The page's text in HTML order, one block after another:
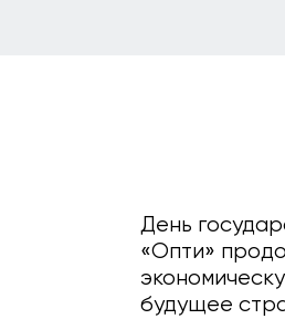
День
«Опти»
будущее